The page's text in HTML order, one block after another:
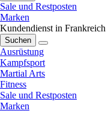
Sale und Restposten
Marken
Kundendienst in Frankreich
Suchen
Ausrüstung
Kampfsport
Martial Arts
Fitness
Sale und Restposten
Marken